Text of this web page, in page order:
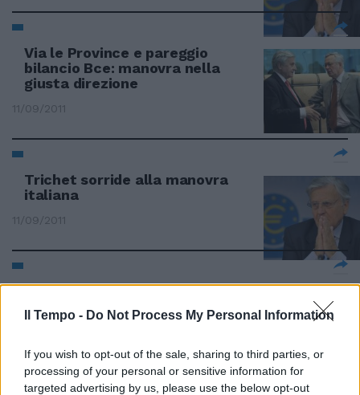
Il Tempo - Do Not Process My Personal Information
If you wish to opt-out of the sale, sharing to third parties, or
processing of your personal or sensitive information for
targeted advertising by us, please use the below opt-out
Via le Province e pareggio
bilancio Bce: manovra nella
giusta direzione
11/09/2011
Trichet sorride alla manovra
italiana
11/09/2011
Trichet: accelerare riforme
strutturali